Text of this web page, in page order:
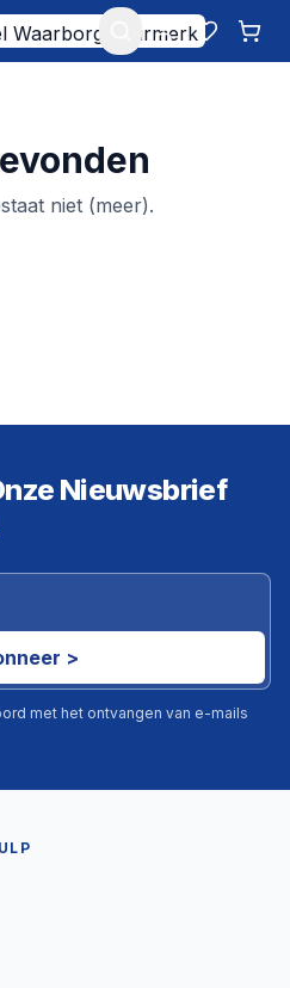
Mijn account
niet (meer).
Nieuwsbrief
>
met het ontvangen van e-mails